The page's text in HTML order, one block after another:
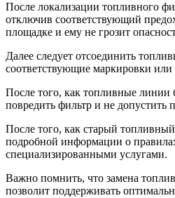
После локализации топливного
отключив соответствующий
площадке и ему не грозит
Далее следует отсоединить
соответствующие маркировки
После того, как топливные
повредить фильтр и не допустить
После того, как старый
подробной информации о
специализированными услугами.
Важно помнить, что замена
позволит поддерживать